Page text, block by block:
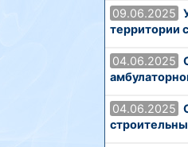
09.06.2025
территории
04.06.2025
04.06.2025